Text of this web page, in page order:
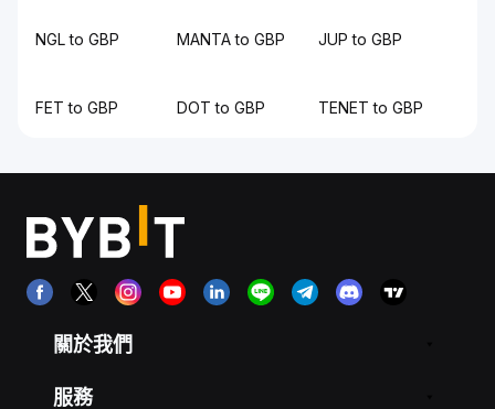
NGL to GBP MANTA to GBP JUP to GBP
FET to GBP DOT to GBP TENET to GBP
關於我們
服務